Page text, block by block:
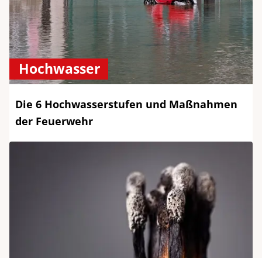
Hochwasser
Die 6 Hochwasserstufen und Maßnahmen
der Feuerwehr